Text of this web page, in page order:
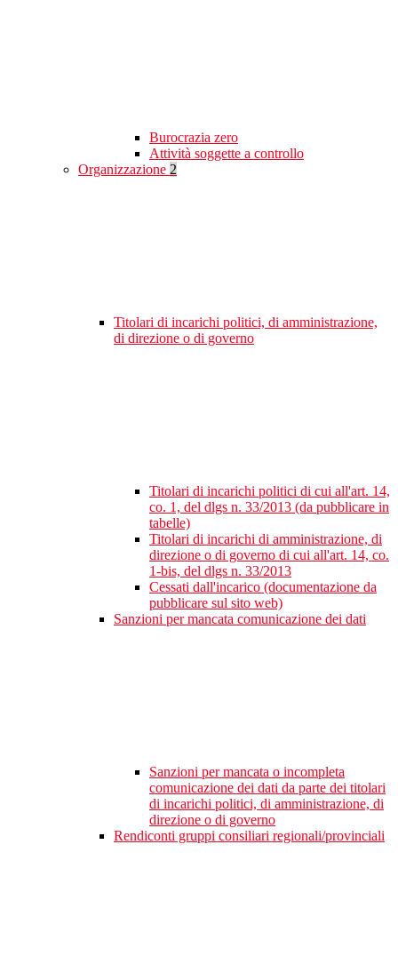
Burocrazia zero
Attività soggette a controllo
Organizzazione 2
Titolari di incarichi politici, di amministrazione,
di direzione o di governo
Titolari di incarichi politici di cui all'art. 14,
co. 1, del dlgs n. 33/2013 (da pubblicare in
tabelle)
Titolari di incarichi di amministrazione, di
direzione o di governo di cui all'art. 14, co.
1-bis, del dlgs n. 33/2013
Cessati dall'incarico (documentazione da
pubblicare sul sito web)
Sanzioni per mancata comunicazione dei dati
Sanzioni per mancata o incompleta
comunicazione dei dati da parte dei titolari
di incarichi politici, di amministrazione, di
direzione o di governo
Rendiconti gruppi consiliari regionali/provinciali